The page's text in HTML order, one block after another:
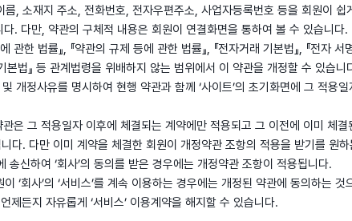
름, 소재지 주소, 전화번호, 전자우편주소, 사업자등록번호 등을 회원이 쉽
다. 다만, 약관의 구체적 내용은 회원이 연결화면을 통하여 볼 수 있습니다.
한 법률』, 『약관의 규제 등에 관한 법률』, 『전자거래 기본법』, 『전자 서명
본법』 등 관계법령을 위배하지 않는 범위에서 이 약관을 개정할 수 있습니
개정사유를 명시하여 현행 약관과 함께 ‘사이트’의 초기화면에 그 적용일
은 그 적용일자 이후에 체결되는 계약에만 적용되고 그 이전에 이미 체결
다. 다만 이미 계약을 체결한 회원이 개정약관 조항의 적용을 받기를 원하
송신하여 ‘회사’의 동의를 받은 경우에는 개정약관 조항이 적용됩니다.
‘회사’의 ‘서비스’를 계속 이용하는 경우에는 개정된 약관에 동의하는 것
제든지 자유롭게 ‘서비스’ 이용계약을 해지할 수 있습니다.